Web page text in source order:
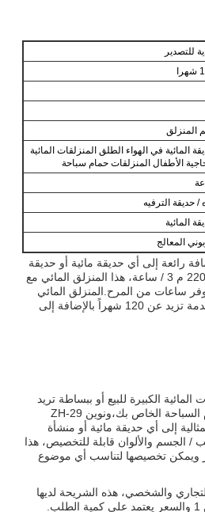
للتصدير
المنزلق
المائية في الهواء الطلق المنزلقات المائية
الأطفال المنزلقات حمام سباحة
/ حديقة الترفيه
المائية
المعالج
رائعة إلى أي حديقة مائية أو حديقة
ترفيهية. مع تدفق المياه من 220 م 3 / ساعة، هذا المنزلق المائي مع
ساعات من المرح.المنزلق المائي
العائم له قطر 1.4 م ومدة خدمة تزيد عن 120 شهراً بالإضافة إلى
الكبيرة للبيع أو ببساطة تريد
إضافة بعض الإثارة إلى حمام السباحة الخاص بك،ونوين ZH-29
إلى أي حديقة مائية أو منشأة
/ الجسم والألوان قابلة للتخصيص، هذا
ويمكن تخصيصها لتناسب أي موضوع
والشخصي، هذه الشريحة لديها
الحد الأدنى لكمية الطلب من 1 والسعر يعتمد على كمية الطلب.